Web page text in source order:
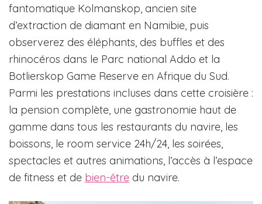
fantomatique Kolmanskop, ancien site
d’extraction de diamant en Namibie, puis
observerez des éléphants, des buffles et des
rhinocéros dans le Parc national Addo et la
Botlierskop Game Reserve en Afrique du Sud.
Parmi les prestations incluses dans cette croisière :
la pension complète, une gastronomie haut de
gamme dans tous les restaurants du navire, les
boissons, le room service 24h/24, les soirées,
spectacles et autres animations, l’accès à l’espace
de fitness et de bien-être du navire.